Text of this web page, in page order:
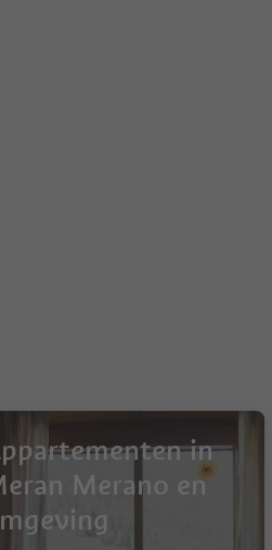
in
Merano en